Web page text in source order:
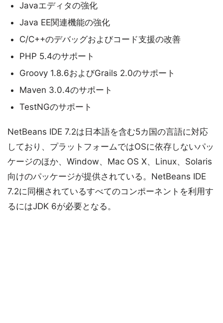
Javaエディタの強化
Java EE関連機能の強化
C/C++のデバッグおよびコード支援の改善
PHP 5.4のサポート
Groovy 1.8.6およびGrails 2.0のサポート
Maven 3.0.4のサポート
TestNGのサポート
NetBeans IDE 7.2は日本語を含む5カ国の言語に対応
しており、プラットフォームではOSに依存しないパッ
ケージのほか、Window、Mac OS X、Linux、Solaris
向けのパッケージが提供されている。NetBeans IDE
7.2に同梱されているすべてのコンポーネントを利用す
るにはJDK 6が必要となる。